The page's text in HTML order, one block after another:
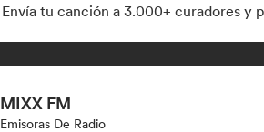
Envía tu canción a 3.000+ curadores y
MIXX FM
Emisoras De Radio